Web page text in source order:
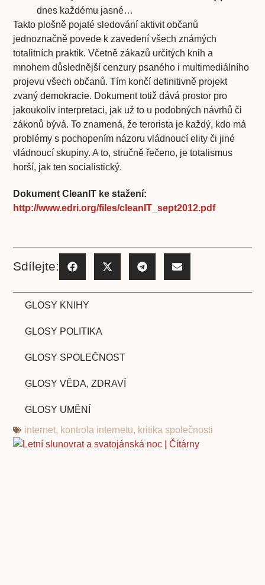
dnes každému jasné…
Takto plošně pojaté sledování aktivit občanů
jednoznačně povede k zavedení všech známých
totalitních praktik. Včetně zákazů určitých knih a
mnohem důslednější cenzury psaného i multimediálního
projevu všech občanů. Tím končí definitivně projekt
zvaný demokracie. Dokument totiž dává prostor pro
jakoukoliv interpretaci, jak už to u podobných návrhů či
zákonů bývá. To znamená, že terorista je každý, kdo má
problémy s pochopením názoru vládnoucí elity či jiné
vládnoucí skupiny. A to, stručně řečeno, je totalismus
horší, jak ten socialistický.
Dokument CleanIT ke stažení:
http://www.edri.org/files/cleanIT_sept2012.pdf
Sdílejte:
GLOSY KNIHY
GLOSY POLITIKA
GLOSY SPOLEČNOST
GLOSY VĚDA, ZDRAVÍ
GLOSY UMĚNÍ
internet, kontrola internetu, kritika společnosti